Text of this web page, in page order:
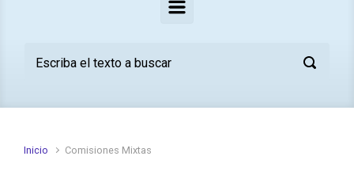
Inicio Comisiones Mixtas